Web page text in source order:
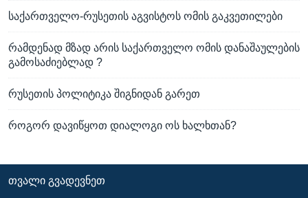
საქართველო-რუსეთის აგვისტოს ომის გაკვეთილები
რამდენად მზად არის საქართველო ომის დანაშაულების
გამოსაძიებლად ?
რუსეთის პოლიტიკა შიგნიდან გარეთ
როგორ დავიწყოთ დიალოგი ოს ხალხთან?
ᲗᲕᲐᲚᲘ ᲒᲕᲐᲓᲔᲕᲜᲔᲗ